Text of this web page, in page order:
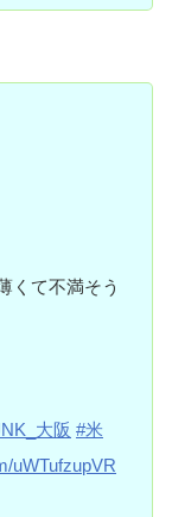
くて不満そう
大阪 #米
uWTufzupVR